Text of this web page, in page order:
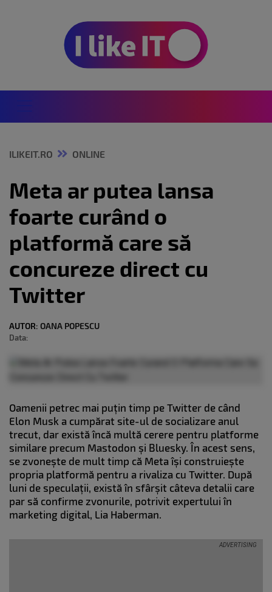
ILIKEIT.RO ONLINE
Meta ar putea lansa
foarte curând o
platformă care să
concureze direct cu
Twitter
AUTOR: OANA POPESCU
Data:
Oamenii petrec mai puțin timp pe Twitter de când
Elon Musk a cumpărat site-ul de socializare anul
trecut, dar există încă multă cerere pentru platforme
similare precum Mastodon și Bluesky. În acest sens,
se zvonește de mult timp că Meta își construiește
propria platformă pentru a rivaliza cu Twitter. După
luni de speculații, există în sfârșit câteva detalii care
par să confirme zvonurile, potrivit expertului în
marketing digital, Lia Haberman.